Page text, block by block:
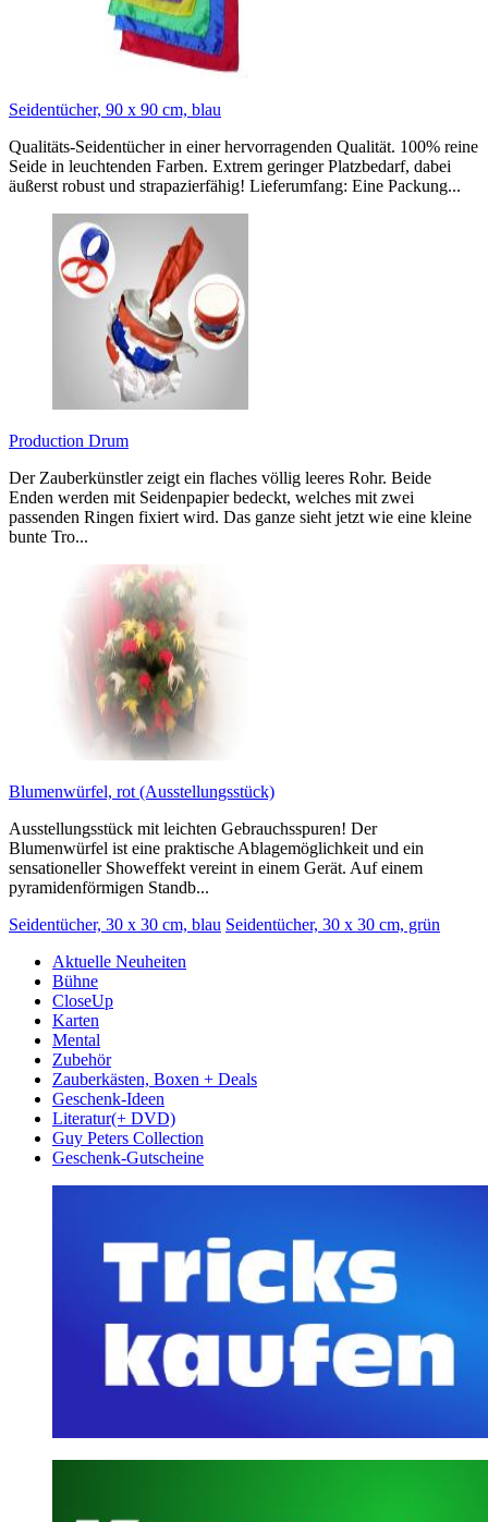
Seidentücher, 90 x 90 cm, blau
Qualitäts-Seidentücher in einer hervorragenden Qualität. 100% reine
Seide in leuchtenden Farben. Extrem geringer Platzbedarf, dabei
äußerst robust und strapazierfähig! Lieferumfang: Eine Packung...
Production Drum
Der Zauberkünstler zeigt ein flaches völlig leeres Rohr. Beide
Enden werden mit Seidenpapier bedeckt, welches mit zwei
passenden Ringen fixiert wird. Das ganze sieht jetzt wie eine kleine
bunte Tro...
Blumenwürfel, rot (Ausstellungsstück)
Ausstellungsstück mit leichten Gebrauchsspuren! Der
Blumenwürfel ist eine praktische Ablagemöglichkeit und ein
sensationeller Showeffekt vereint in einem Gerät. Auf einem
pyramidenförmigen Standb...
Seidentücher, 30 x 30 cm, blau Seidentücher, 30 x 30 cm, grün
Aktuelle Neuheiten
Bühne
CloseUp
Karten
Mental
Zubehör
Zauberkästen, Boxen + Deals
Geschenk-Ideen
Literatur(+ DVD)
Guy Peters Collection
Geschenk-Gutscheine